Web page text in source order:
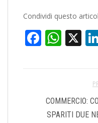
Condividi questo
X
COMMERCIO:
SPARITI DUE